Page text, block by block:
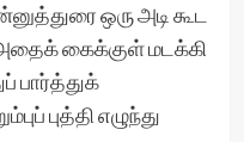
ஒரு அடி கூட
கைக்குள் மடக்கி
பார்த்துக்
புத்தி எழுந்து